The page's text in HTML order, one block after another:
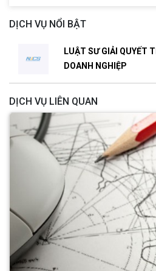
DỊCH VỤ NỔI BẬT
LUẬT SƯ GIẢI QUYẾT
DOANH NGHIỆP
DỊCH VỤ LIÊN QUAN